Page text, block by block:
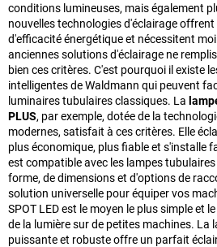
conditions lumineuses, mais également
nouvelles technologies d'éclairage
d'efficacité énergétique et nécessitent
anciennes solutions d'éclairage ne
bien ces critères. C'est pourquoi il existe
intelligentes de Waldmann qui peuvent
luminaires tubulaires classiques. La
PLUS, par exemple, dotée de la
modernes, satisfait à ces critères. Elle
plus économique, plus fiable et s'installe
est compatible avec les lampes
forme, de dimensions et d'options de
solution universelle pour équiper vos
SPOT LED est le moyen le plus simple et
de la lumière sur de petites machines. La
puissante et robuste offre un parfait